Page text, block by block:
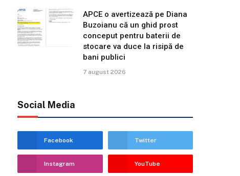
APCE o avertizează pe Diana
Buzoianu că un ghid prost
conceput pentru baterii de
stocare va duce la risipă de
bani publici
7 august 2026
Social Media
Facebook Twitter
Instagram YouTube